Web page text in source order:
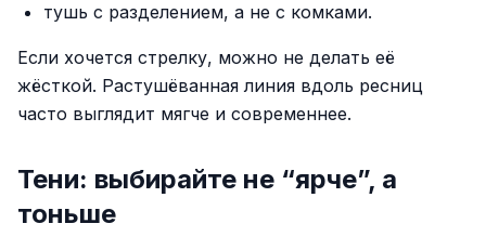
тушь с разделением, а не с комками.
Если хочется стрелку, можно не делать её
жёсткой. Растушёванная линия вдоль ресниц
часто выглядит мягче и современнее.
Тени: выбирайте не “ярче”, а
тоньше